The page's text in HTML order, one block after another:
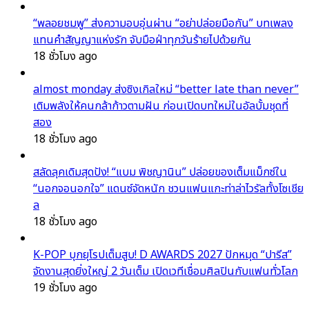
“พลอยชมพู” ส่งความอบอุ่นผ่าน “อย่าปล่อยมือกัน” บทเพลง
แทนคำสัญญาแห่งรัก จับมือฝ่าทุกวันร้ายไปด้วยกัน
18 ชั่วโมง ago
almost monday ส่งซิงเกิลใหม่ “better late than never”
เติมพลังให้คนกล้าก้าวตามฝัน ก่อนเปิดบทใหม่ในอัลบั้มชุดที่
สอง
18 ชั่วโมง ago
สลัดลุคเดิมสุดปัง! “แบม พิชญานิน” ปล่อยของเต็มแม็กซ์ใน
“นอกจอนอกใจ” แดนซ์จัดหนัก ชวนแฟนแกะท่าล่าไวรัลทั้งโซเชีย
ล
18 ชั่วโมง ago
K-POP บุกยุโรปเต็มสูบ! D AWARDS 2027 ปักหมุด “ปารีส”
จัดงานสุดยิ่งใหญ่ 2 วันเต็ม เปิดเวทีเชื่อมศิลปินกับแฟนทั่วโลก
19 ชั่วโมง ago